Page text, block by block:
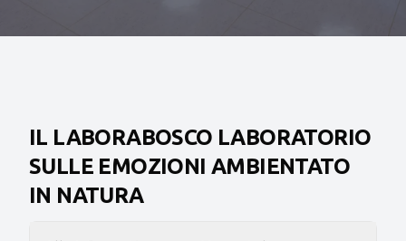
IL LABORABOSCO LABORATORIO
SULLE EMOZIONI AMBIENTATO
IN NATURA